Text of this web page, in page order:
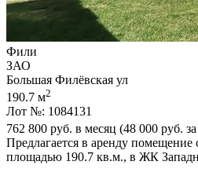
Фили
ЗАО
Большая Филёвская ул
190.7 м2
Лот №: 1084131
762 800 руб. в месяц (48 000 руб.
Предлагается в аренду помещение
площадью 190.7 кв.м.,­ в ЖК